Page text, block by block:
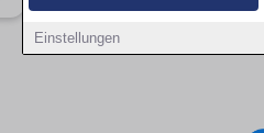
Einstellungen